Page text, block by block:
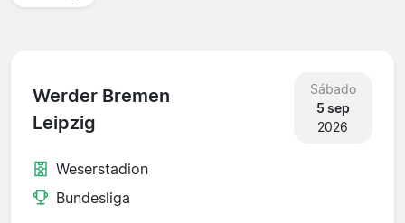
Werder Bremen
Leipzig
Sábado
5 sep
2026
Weserstadion
Bundesliga